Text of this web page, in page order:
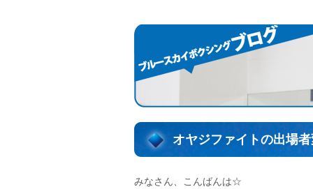
オヤジファイトの出場
みなさん、こんばんは☆